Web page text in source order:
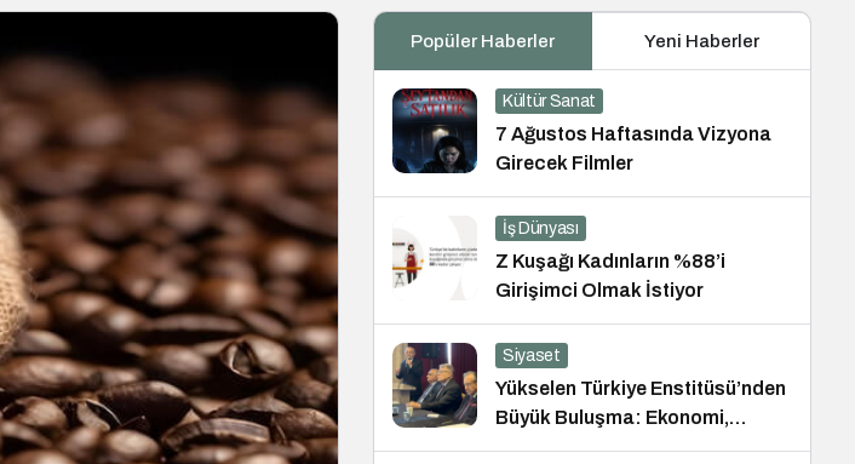
Popüler Haberler Yeni Haberler
Kültür Sanat
7 Ağustos Haftasında Vizyona
Girecek Filmler
İş Dünyası
Z Kuşağı Kadınların %88’i
Girişimci Olmak İstiyor
Siyaset
Yükselen Türkiye Enstitüsü’nden
Büyük Buluşma: Ekonomi,
Güvenlik Politikaları ve Hukuk